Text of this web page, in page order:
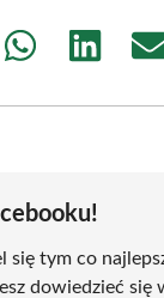
Share
Share
tym co
dowiedzieć